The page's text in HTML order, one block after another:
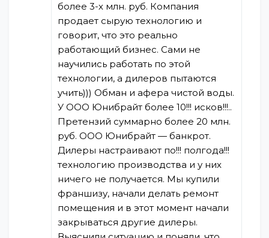
более 3-х млн. руб. Компания
продает сырую технологию и
говорит, что это реально
работающий бизнес. Сами не
научились работать по этой
технологии, а дилеров пытаются
учить))) Обман и афера чистой воды.
У ООО Юнибрайт более 10!!! исков!!!..
Претензий суммарно более 20 млн.
руб. ООО Юнибрайт — банкрот.
Дилеры настраивают по!!! полгода!!!
технологию производства и у них
ничего не получается. Мы купили
франшизу, начали делать ремонт
помещения и в этот момент начали
закрываться другие дилеры.